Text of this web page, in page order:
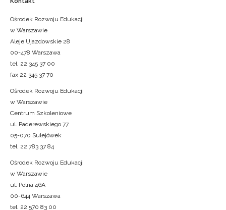
Ośrodek Rozwoju Edukacji
w Warszawie
Aleje Ujazdowskie 28
00-478 Warszawa
tel. 22 345 37 00
fax 22 345 37 70
Ośrodek Rozwoju Edukacji
w Warszawie
Centrum Szkoleniowe
ul. Paderewskiego 77
05-070 Sulejówek
tel. 22 783 37 84
Ośrodek Rozwoju Edukacji
w Warszawie
ul. Polna 46A
00-644 Warszawa
tel. 22 570 83 00